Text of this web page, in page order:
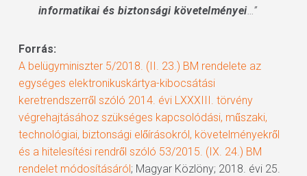
informatikai és biztonsági követelményei…”
Forrás:
A belügyminiszter 5/2018. (II. 23.) BM rendelete az
egységes elektronikuskártya-kibocsátási
keretrendszerről szóló 2014. évi LXXXIII. törvény
végrehajtásához szükséges kapcsolódási, műszaki,
technológiai, biztonsági előírásokról, követelményekről
és a hitelesítési rendről szóló 53/2015. (IX. 24.) BM
rendelet módosításáról; Magyar Közlöny; 2018. évi 25.